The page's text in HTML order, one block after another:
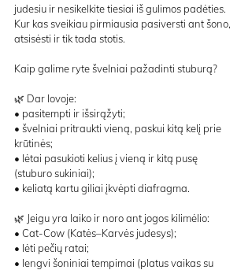
judesiu ir nesikelkite tiesiai iš gulimos padėties.
Kur kas sveikiau pirmiausia pasiversti ant šono,
atsisėsti ir tik tada stotis.
Kaip galime ryte švelniai pažadinti stuburą?
🌿 Dar lovoje:
• pasitempti ir išsirąžyti;
• švelniai pritraukti vieną, paskui kitą kelį prie
krūtinės;
• lėtai pasukioti kelius į vieną ir kitą pusę
(stuburo sukiniai);
• keliatą kartu giliai įkvėpti diafragma.
🌿 Jeigu yra laiko ir noro ant jogos kilimėlio:
• Cat-Cow (Katės–Karvės judesys);
• lėti pečių ratai;
• lengvi šoniniai tempimai (platus vaikas su